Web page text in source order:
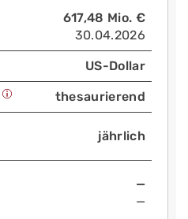
617,48 Mio. €
30.04.2026
US-Dollar
thesaurierend
jährlich
—
—